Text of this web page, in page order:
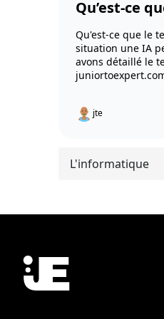
Qu’est-ce
Qu'est-ce que le
situation une IA
avons détaillé le
jte
L'informatique